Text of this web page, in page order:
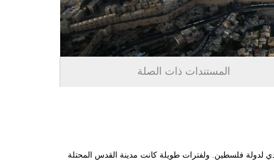
المستندات ذات الصلة
لدولة فلسطين. ولفترات طويلة كانت مدينة القدس المحتلة